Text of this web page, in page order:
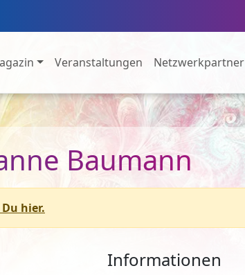
Veranstaltungen Netzwerkpartner
Baumann
hier.
Informationen